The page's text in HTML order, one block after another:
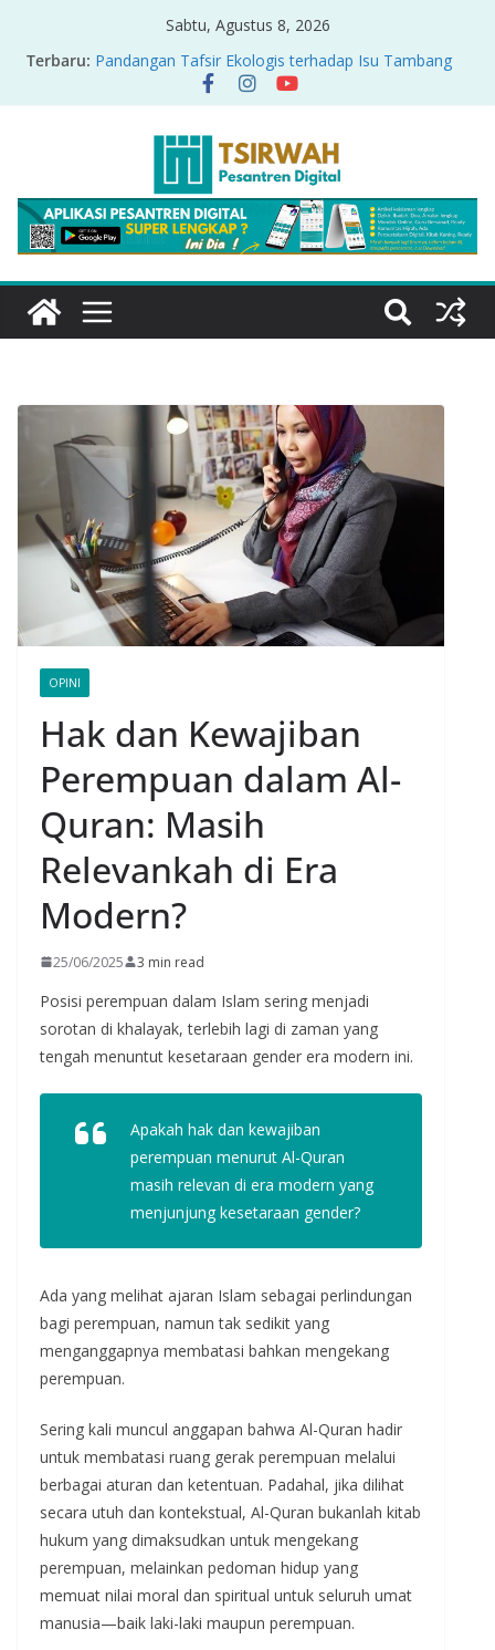
Sabtu, Agustus 8, 2026
Terbaru: Pandangan Tafsir Ekologis terhadap Isu Tambang
Nikel di Raja Ampat
PRODUK RELASI KUASA-IDIOLOGI PADA TAFSIR
Sirah Nabawiyah
Oversharing dan Privasi dalam Al-Qur’an: “Ketika
Ayat Bicara Soal Curhat di Sosmed”
Menyikapi Fatherless, Kisah Lukman Menjadi
Cerminan
OPINI
Hak dan Kewajiban
Perempuan dalam Al-
Quran: Masih
Relevankah di Era
Modern?
25/06/2025 3 min read
Posisi perempuan dalam Islam sering menjadi
sorotan di khalayak, terlebih lagi di zaman yang
tengah menuntut kesetaraan gender era modern ini.
Apakah hak dan kewajiban
perempuan menurut Al-Quran
masih relevan di era modern yang
menjunjung kesetaraan gender?
Ada yang melihat ajaran Islam sebagai perlindungan
bagi perempuan, namun tak sedikit yang
menganggapnya membatasi bahkan mengekang
perempuan.
Sering kali muncul anggapan bahwa Al-Quran hadir
untuk membatasi ruang gerak perempuan melalui
berbagai aturan dan ketentuan. Padahal, jika dilihat
secara utuh dan kontekstual, Al-Quran bukanlah kitab
hukum yang dimaksudkan untuk mengekang
perempuan, melainkan pedoman hidup yang
memuat nilai moral dan spiritual untuk seluruh umat
manusia—baik laki-laki maupun perempuan.